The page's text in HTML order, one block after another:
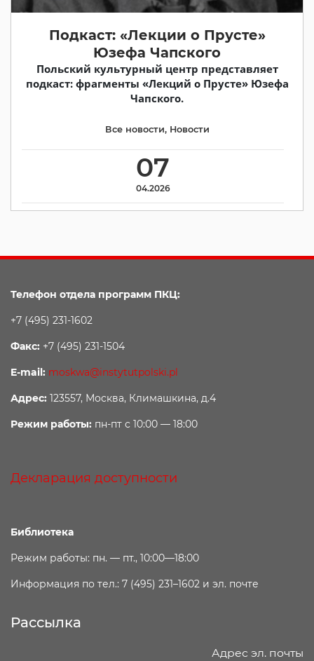
Подкаст: «Лекции о Прусте»
Юзефа Чапского
Польский культурный центр представляет
подкаст: фрагменты «Лекций о Прусте» Юзефа
Чапского.
07
04.2026
Все новости, Новости
Телефон отдела программ ПКЦ:
+7 (495) 231-1602
Факс: +7 (495) 231-1504
E-mail: moskwa@instytutpolski.pl
Адрес: 123557, Москва, Климашкина, д.4
Режим работы: пн-пт с 10:00 — 18:00
Декларация доступности
Библиотека
Режим работы: пн. — пт., 10:00—18:00
Информация по тел.: 7 (495) 231–1602 и эл. почте
Рассылка